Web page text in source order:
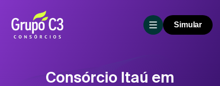
Simular
Consórcio Itaú em